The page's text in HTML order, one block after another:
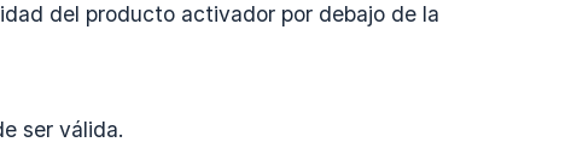
del producto activador por debajo de la
ser válida.